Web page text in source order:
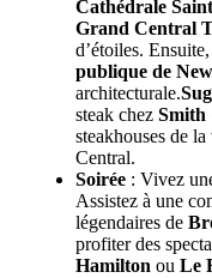
Cathédrale
Grand Central
d’étoiles.
publique de
architecturale.
steak chez Smith
steakhouses de
Central.
Soirée : Vivez
Assistez à une
légendaires de
profiter des
Hamilton ou Le